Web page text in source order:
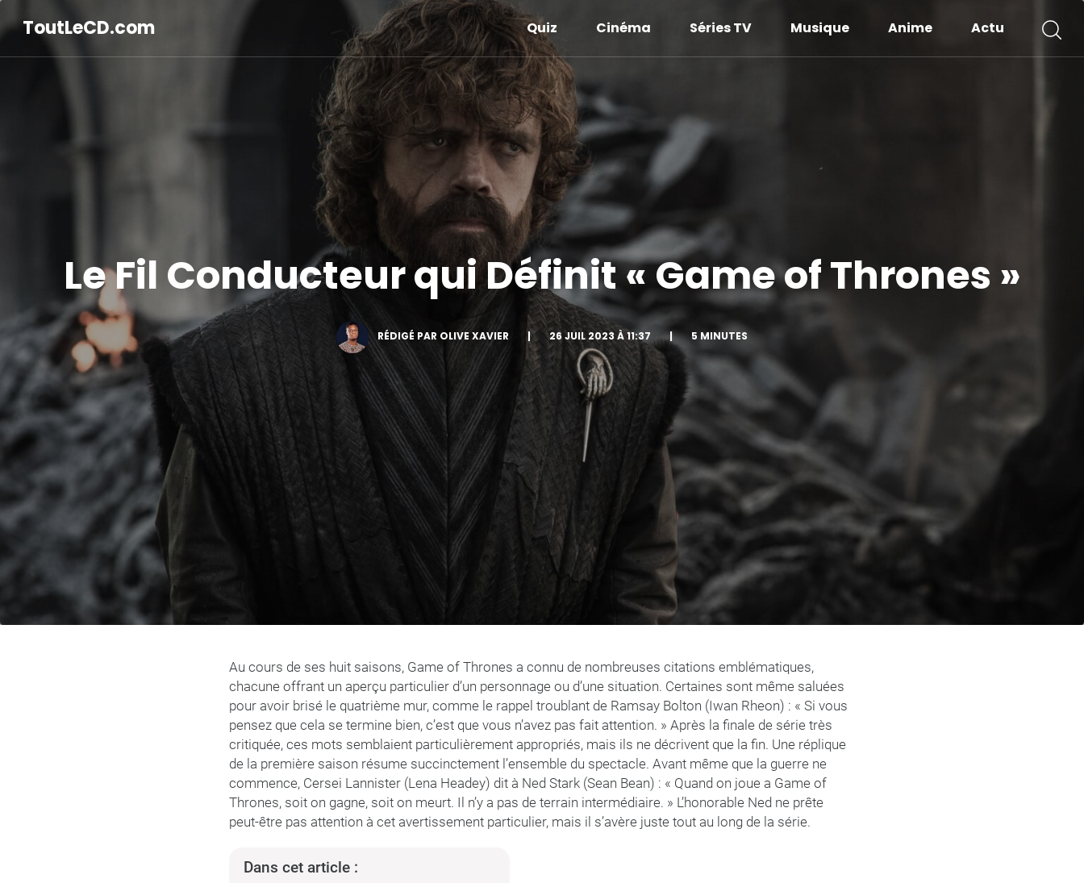
ToutLeCD.com Quiz Cinéma Séries TV Musique Anime Actu
Le Fil Conducteur qui Définit « Game of Thrones »
RÉDIGÉ PAR OLIVE XAVIER | 26 JUIL 2023 À 11:37 | 5 MINUTES
Au cours de ses huit saisons, Game of Thrones a connu de nombreuses citations emblématiques,
chacune offrant un aperçu particulier d’un personnage ou d’une situation. Certaines sont même saluées
pour avoir brisé le quatrième mur, comme le rappel troublant de Ramsay Bolton (Iwan Rheon) : « Si vous
pensez que cela se termine bien, c’est que vous n’avez pas fait attention. » Après la finale de série très
critiquée, ces mots semblaient particulièrement appropriés, mais ils ne décrivent que la fin. Une réplique
de la première saison résume succinctement l’ensemble du spectacle. Avant même que la guerre ne
commence, Cersei Lannister (Lena Headey) dit à Ned Stark (Sean Bean) : « Quand on joue a Game of
Thrones, soit on gagne, soit on meurt. Il n’y a pas de terrain intermédiaire. » L’honorable Ned ne prête
peut-être pas attention à cet avertissement particulier, mais il s’avère juste tout au long de la série.
Dans cet article :